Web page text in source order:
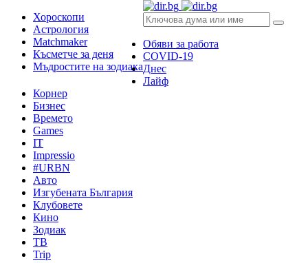
Хороскопи
Астрология
Matchmaker
Късметче за деня
Мъдростите на зодиака
Обяви за работа
COVID-19
Днес
Лайф
Корнер
Бизнес
Времето
Games
IT
Impressio
#URBN
Авто
Изгубената България
Клубовете
Кино
Зодиак
ТВ
Trip